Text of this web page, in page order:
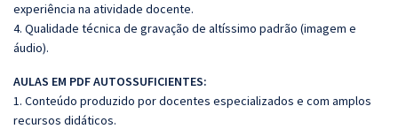
experiência na atividade docente.
4. Qualidade técnica de gravação de altíssimo padrão (imagem e
áudio).
AULAS EM PDF AUTOSSUFICIENTES:
1. Conteúdo produzido por docentes especializados e com amplos
recursos didáticos.